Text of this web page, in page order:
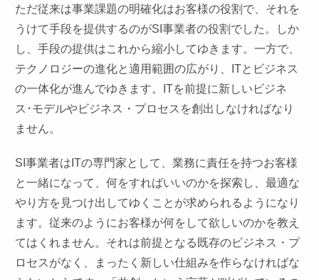
ただ従来は事業課題の明確化はお客様の役割で、それを
うけて手段を提供するのがSI事業者の役割でした。しか
し、手段の提供はこれから縮小してゆきます。一方で、
テクノロジーの進化と適用範囲の広がり、ITとビジネス
の一体化が進んでゆきます。ITを前提に新しいビジネ
ス･モデルやビジネス・プロセスを創出しなければなり
ません。
SI事業者はITの専門家として、業務に責任を持つお客様
と一緒になって、何をすればいいのかを探索し、最適な
やり方を見つけ出してゆくことが求められるようになり
ます。従来のようにお客様が何をして欲しいのかを教え
てはくれません。それは前提となる既存のビジネス・プ
ロセスがなく、まったく新しい仕組みを作らなければな